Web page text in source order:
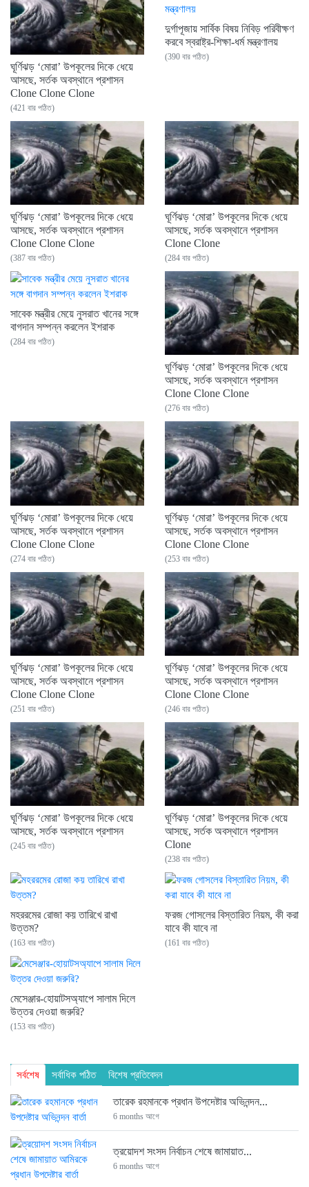
ঘূর্ণিঝড় ‘মোরা’ উপকূলের দিকে ধেয়ে
আসছে, সর্তক অবস্থানে প্রশাসন
Clone Clone Clone
(421 বার পঠিত)
দুর্গাপূজায় সার্বিক বিষয় নিবিড় পরিবীক্ষণ
করবে স্বরাষ্ট্র-শিক্ষা-ধর্ম মন্ত্রণালয়
(390 বার পঠিত)
ঘূর্ণিঝড় ‘মোরা’ উপকূলের দিকে ধেয়ে
আসছে, সর্তক অবস্থানে প্রশাসন
Clone Clone Clone
(387 বার পঠিত)
ঘূর্ণিঝড় ‘মোরা’ উপকূলের দিকে ধেয়ে
আসছে, সর্তক অবস্থানে প্রশাসন
Clone Clone
(284 বার পঠিত)
সাবেক মন্ত্রীর মেয়ে নুসরাত খানের সঙ্গে
বাগদান সম্পন্ন করলেন ইশরাক
(284 বার পঠিত)
ঘূর্ণিঝড় ‘মোরা’ উপকূলের দিকে ধেয়ে
আসছে, সর্তক অবস্থানে প্রশাসন
Clone Clone Clone
(276 বার পঠিত)
ঘূর্ণিঝড় ‘মোরা’ উপকূলের দিকে ধেয়ে
আসছে, সর্তক অবস্থানে প্রশাসন
Clone Clone Clone
(274 বার পঠিত)
ঘূর্ণিঝড় ‘মোরা’ উপকূলের দিকে ধেয়ে
আসছে, সর্তক অবস্থানে প্রশাসন
Clone Clone Clone
(253 বার পঠিত)
ঘূর্ণিঝড় ‘মোরা’ উপকূলের দিকে ধেয়ে
আসছে, সর্তক অবস্থানে প্রশাসন
Clone Clone Clone
(251 বার পঠিত)
ঘূর্ণিঝড় ‘মোরা’ উপকূলের দিকে ধেয়ে
আসছে, সর্তক অবস্থানে প্রশাসন
Clone Clone Clone
(246 বার পঠিত)
ঘূর্ণিঝড় ‘মোরা’ উপকূলের দিকে ধেয়ে
আসছে, সর্তক অবস্থানে প্রশাসন
(245 বার পঠিত)
ঘূর্ণিঝড় ‘মোরা’ উপকূলের দিকে ধেয়ে
আসছে, সর্তক অবস্থানে প্রশাসন
Clone
(238 বার পঠিত)
মহররমের রোজা কয় তারিখে রাখা
উত্তম?
(163 বার পঠিত)
ফরজ গোসলের বিস্তারিত নিয়ম, কী করা
যাবে কী যাবে না
(161 বার পঠিত)
মেসেঞ্জার-হোয়াটসঅ্যাপে সালাম দিলে
উত্তর দেওয়া জরুরি?
(153 বার পঠিত)
সর্বশেষ সর্বাধিক পঠিত বিশেষ প্রতিবেদন
তারেক রহমানকে প্রধান উপদেষ্টার অভিনন্দন...
6 months আগে
ত্রয়োদশ সংসদ নির্বাচন শেষে জামায়াত...
6 months আগে